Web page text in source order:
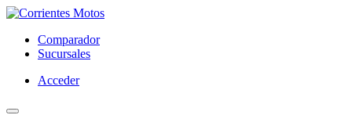
Comparador
Sucursales
Acceder